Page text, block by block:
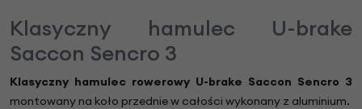
Klasyczny hamulec U-brake
Saccon Sencro 3
Klasyczny hamulec rowerowy U-brake Saccon Sencro 3
montowany na koło przednie w całości wykonany z aluminium.